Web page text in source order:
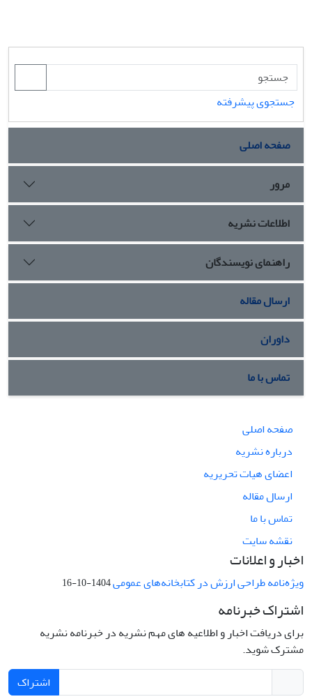
جستجوی پیشرفته
صفحه اصلی
مرور
اطلاعات نشریه
راهنمای نویسندگان
ارسال مقاله
داوران
تماس با ما
صفحه اصلی
درباره نشریه
اعضای هیات تحریریه
ارسال مقاله
تماس با ما
نقشه سایت
اخبار و اعلانات
ویژه‌نامه طراحی ارزش در کتابخانه‌های عمومی1404-10-16
اشتراک خبرنامه
برای دریافت اخبار و اطلاعیه های مهم نشریه در خبرنامه نشریه
مشترک شوید.
اشتراک